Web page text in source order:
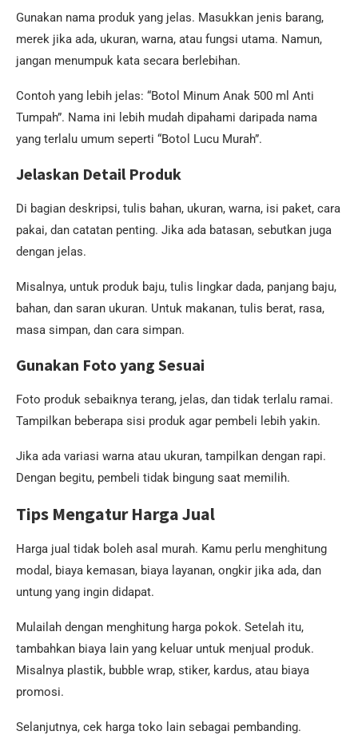
Gunakan nama produk yang jelas. Masukkan jenis barang,
merek jika ada, ukuran, warna, atau fungsi utama. Namun,
jangan menumpuk kata secara berlebihan.
Contoh yang lebih jelas: “Botol Minum Anak 500 ml Anti
Tumpah”. Nama ini lebih mudah dipahami daripada nama
yang terlalu umum seperti “Botol Lucu Murah”.
Jelaskan Detail Produk
Di bagian deskripsi, tulis bahan, ukuran, warna, isi paket, cara
pakai, dan catatan penting. Jika ada batasan, sebutkan juga
dengan jelas.
Misalnya, untuk produk baju, tulis lingkar dada, panjang baju,
bahan, dan saran ukuran. Untuk makanan, tulis berat, rasa,
masa simpan, dan cara simpan.
Gunakan Foto yang Sesuai
Foto produk sebaiknya terang, jelas, dan tidak terlalu ramai.
Tampilkan beberapa sisi produk agar pembeli lebih yakin.
Jika ada variasi warna atau ukuran, tampilkan dengan rapi.
Dengan begitu, pembeli tidak bingung saat memilih.
Tips Mengatur Harga Jual
Harga jual tidak boleh asal murah. Kamu perlu menghitung
modal, biaya kemasan, biaya layanan, ongkir jika ada, dan
untung yang ingin didapat.
Mulailah dengan menghitung harga pokok. Setelah itu,
tambahkan biaya lain yang keluar untuk menjual produk.
Misalnya plastik, bubble wrap, stiker, kardus, atau biaya
promosi.
Selanjutnya, cek harga toko lain sebagai pembanding.